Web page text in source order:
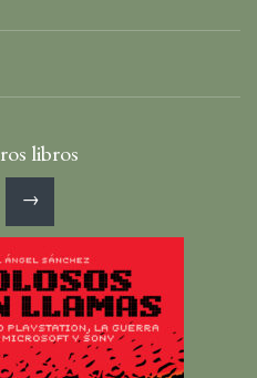
libros
→